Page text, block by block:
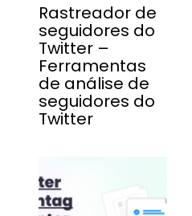
Rastreador de
seguidores do
Twitter –
Ferramentas
de análise de
seguidores do
Twitter